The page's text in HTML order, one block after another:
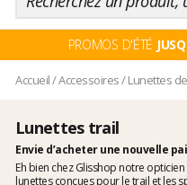
PROMOS D'ÉTÉ
Accueil/Accessoires/Lunettes
Lunettes trail
Envie d’acheter une nouvelle
Eh bien chez Glisshop notre
lunettes conçues pour le trail et les